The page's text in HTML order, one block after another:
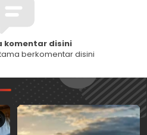
komentar disini
berkomentar disini